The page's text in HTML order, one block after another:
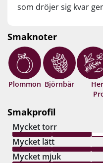
som dröjer sig kvar
där fans av
direkt! Drick nu eller
Smaknoter
Plommon Björnbär
Smakprofil
Mycket torr
Mycket lätt
Mycket mjuk